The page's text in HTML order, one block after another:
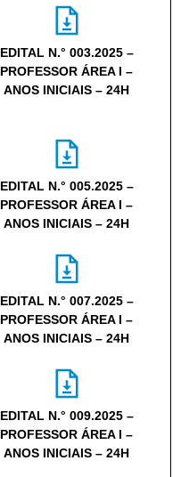
EDITAL N.° 003.2025 –
PROFESSOR ÁREA I –
ANOS INICIAIS – 24H
EDITAL N.° 005.2025 –
PROFESSOR ÁREA I –
ANOS INICIAIS – 24H
EDITAL N.° 007.2025 –
PROFESSOR ÁREA I –
ANOS INICIAIS – 24H
EDITAL N.° 009.2025 –
PROFESSOR ÁREA I –
ANOS INICIAIS – 24H